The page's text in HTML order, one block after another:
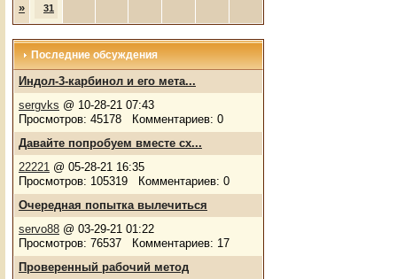
» 31
Последние обсуждения
Индол-3-карбинол и его мета...
sergvks @ 10-28-21 07:43
Просмотров: 45178 Комментариев: 0
Давайте попробуем вместе сх...
22221 @ 05-28-21 16:35
Просмотров: 105319 Комментариев: 0
Очередная попытка вылечиться
servo88 @ 03-29-21 01:22
Просмотров: 76537 Комментариев: 17
Проверенный рабочий метод